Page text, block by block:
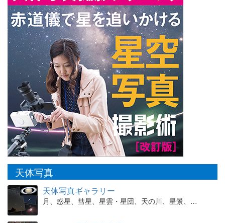
天体写真
天体写真ギャラリー
月、惑星、彗星、星雲・星団、天の川、星景、…